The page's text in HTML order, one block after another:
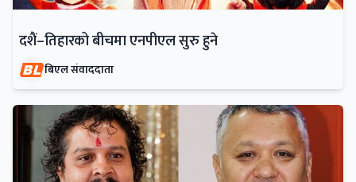
दशैं–तिहारको बीचमा एनपीएल सुरु हुने
बिएल संवाददाता